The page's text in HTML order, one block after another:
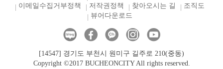
이메일수집거부정책
저작권정책 찾아오시는 길
조직도
뷰어다운로드
[14547] 경기도 부천시 원미구 길주로 210(중동)
Copyright ©2017 BUCHEONCITY All rights reserved.